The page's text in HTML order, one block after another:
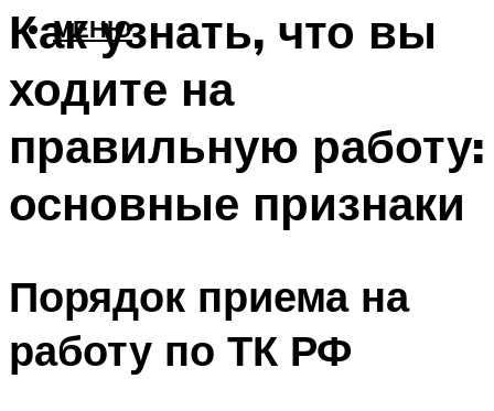
МЕНЮ
Как узнать, что вы
ходите на
правильную работу:
основные признаки
Порядок приема на
работу по ТК РФ